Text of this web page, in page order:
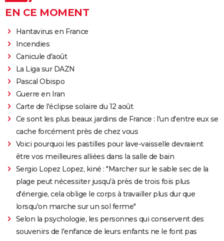
EN CE MOMENT
Hantavirus en France
Incendies
Canicule d'août
La Liga sur DAZN
Pascal Obispo
Guerre en Iran
Carte de l'éclipse solaire du 12 août
Ce sont les plus beaux jardins de France : l'un d'entre eux se
cache forcément près de chez vous
Voici pourquoi les pastilles pour lave-vaisselle devraient
être vos meilleures alliées dans la salle de bain
Sergio Lopez Lopez, kiné : "Marcher sur le sable sec de la
plage peut nécessiter jusqu'à près de trois fois plus
d'énergie, cela oblige le corps à travailler plus dur que
lorsqu'on marche sur un sol ferme"
Selon la psychologie, les personnes qui conservent des
souvenirs de l'enfance de leurs enfants ne le font pas